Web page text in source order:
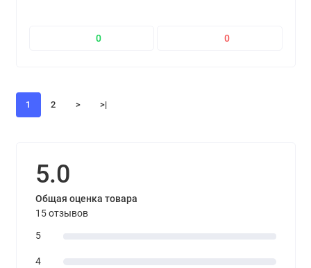
0
0
1 2 > >|
5.0
Общая оценка товара
15 отзывов
5
4